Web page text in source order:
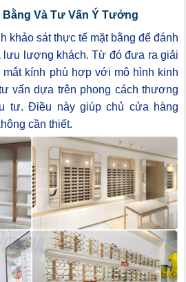
Và Tư Vấn Ý Tưởng
khảo sát thực tế mặt bằng để đánh
lưu lượng khách. Từ đó đưa ra giải
kính phù hợp với mô hình kinh
vấn dựa trên phong cách thương
tư. Điều này giúp chủ cửa hàng
cần thiết.